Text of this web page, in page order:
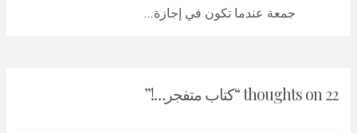
جمعة عندما تكون في إجازة…
Post:
22 thoughts on “ كتاب متفجر…!”